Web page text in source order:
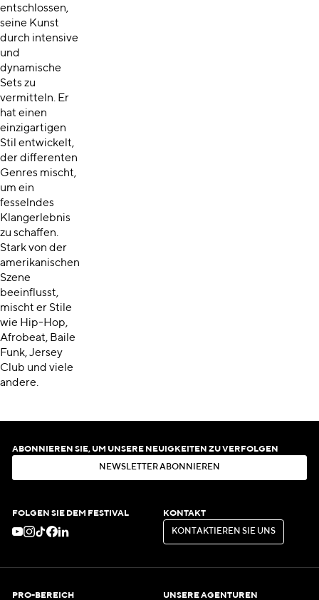
entschlossen,
seine Kunst
durch intensive
und
dynamische
Sets zu
vermitteln. Er
hat einen
einzigartigen
Stil entwickelt,
der diﬀerenten
Genres mischt,
um ein
fesselndes
Klangerlebnis
zu schaffen.
Stark von der
amerikanischen
Szene
beeinflusst,
mischt er Stile
wie Hip-Hop,
Afrobeat, Baile
Funk, Jersey
Club und viele
andere.
ABONNIEREN SIE, UM UNSERE NEUIGKEITEN ZU VERFOLGEN
N EWSLET ERABON N EREN
FOLGEN SIE DEM FESTIVAL KONTAKT
KON AKT EREN SI E UN S
KONTAKTIERENSIEUNS
PRO-BEREICH UNSERE AGENTUREN